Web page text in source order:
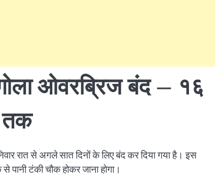
ओवरब्रिज बंद – १६
तक
रात से अगले सात दिनों के लिए बंद कर दिया गया है। इस
टंकी चौक होकर जाना होगा।